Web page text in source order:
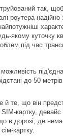
так,
роутера
якому куточку
під час
до 50
й те, що він
картку,
в дорозі, де
картку.